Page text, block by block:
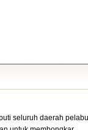
seluruh daerah